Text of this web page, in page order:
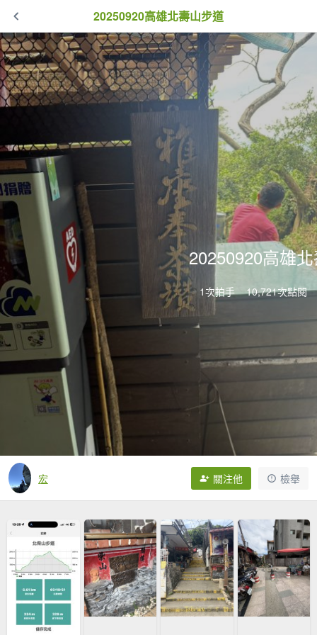
20250920高雄北壽山步道
20250920高雄
1次拍手 10,721次點閱
宏 關注他 檢舉